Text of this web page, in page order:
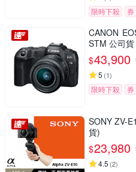
限時下殺 券
CANON
STM 公司貨
$43,900
5 (1)
限時下殺 券
SONY ZV-
貨)
$23,980
4.5 (2)